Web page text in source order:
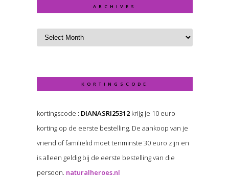
ARCHIVES
KORTINGSCODE
kortingscode : DIANASRI25312krijg je 10 euro
korting op de eerste bestelling. De aankoop van je
vriend of familielid moet tenminste 30 euro zijn en
is alleen geldig bij de eerste bestelling van die
persoon. naturalheroes.nl